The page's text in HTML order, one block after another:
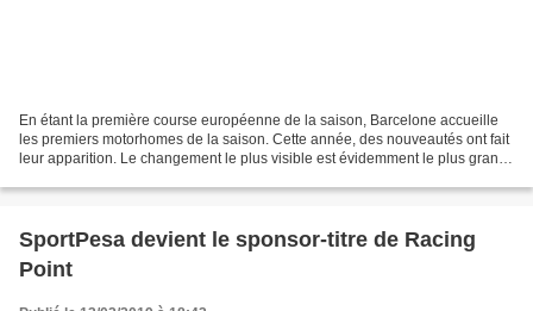
En étant la première course européenne de la saison, Barcelone accueille
les premiers motorhomes de la saison. Cette année, des nouveautés ont fait
leur apparition. Le changement le plus visible est évidemment le plus grand
SportPesa devient le sponsor-titre de Racing
Point